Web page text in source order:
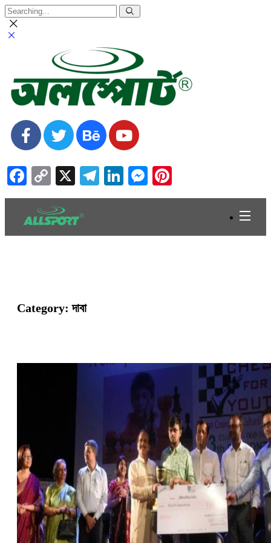
Facebook
Copy
Link
X Telegram
LinkedIn
Messenger
Category:দাবা